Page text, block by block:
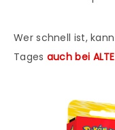
Wer schnell ist,
Tages auch bei